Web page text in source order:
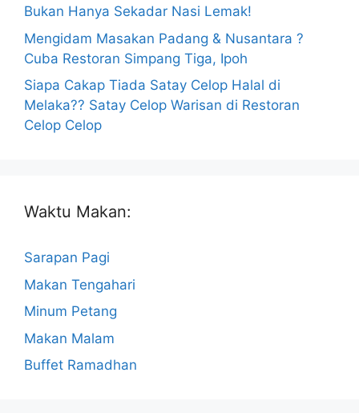
Bukan Hanya Sekadar Nasi Lemak!
Mengidam Masakan Padang & Nusantara ?
Cuba Restoran Simpang Tiga, Ipoh
Siapa Cakap Tiada Satay Celop Halal di
Melaka?? Satay Celop Warisan di Restoran
Celop Celop
Waktu Makan:
Sarapan Pagi
Makan Tengahari
Minum Petang
Makan Malam
Buffet Ramadhan